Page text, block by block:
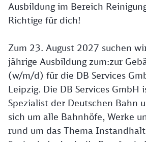
Ausbildung im Bereich
Richtige für dich!
Zum 23. August 2027 suchen
jährige Ausbildung zum:zur
(w/m/d) für die DB Services
Leipzig. Die DB Services GmbH
Spezialist der Deutschen Bahn
sich um alle Bahnhöfe, Werke
rund um das Thema